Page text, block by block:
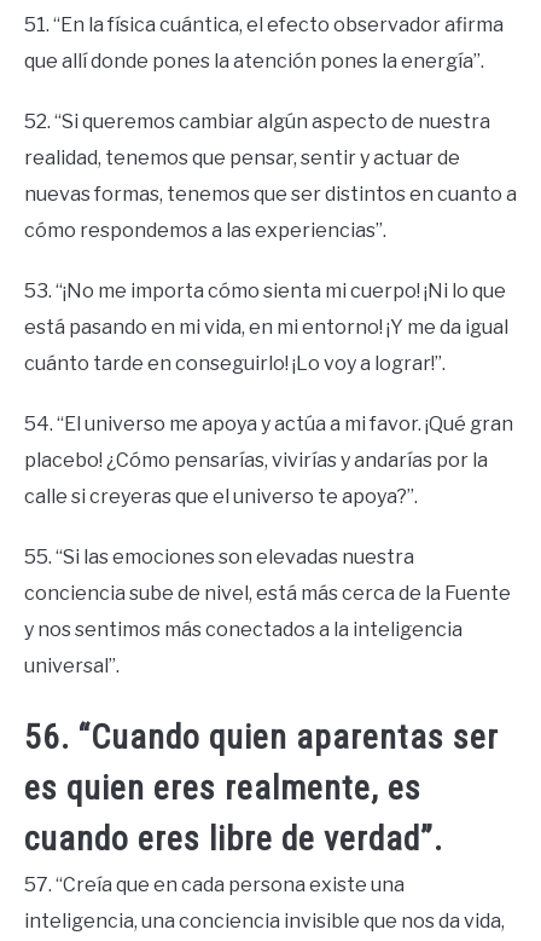
51. “En la física cuántica, el efecto observador afirma
que allí donde pones la atención pones la energía”.
52. “Si queremos cambiar algún aspecto de nuestra
realidad, tenemos que pensar, sentir y actuar de
nuevas formas, tenemos que ser distintos en cuanto a
cómo respondemos a las experiencias”.
53. “¡No me importa cómo sienta mi cuerpo! ¡Ni lo que
está pasando en mi vida, en mi entorno! ¡Y me da igual
cuánto tarde en conseguirlo! ¡Lo voy a lograr!”.
54. “El universo me apoya y actúa a mi favor. ¡Qué gran
placebo! ¿Cómo pensarías, vivirías y andarías por la
calle si creyeras que el universo te apoya?”.
55. “Si las emociones son elevadas nuestra
conciencia sube de nivel, está más cerca de la Fuente
y nos sentimos más conectados a la inteligencia
universal”.
56. “Cuando quien aparentas ser
es quien eres realmente, es
cuando eres libre de verdad”.
57. “Creía que en cada persona existe una
inteligencia, una conciencia invisible que nos da vida,